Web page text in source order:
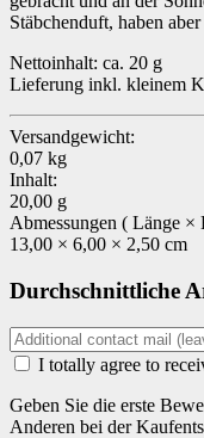
Stäbchenduft, haben
Nettoinhalt: ca. 20 g
Lieferung inkl. kleinem
Versandgewicht:
0,07 kg
Inhalt:
20,00 g
Abmessungen ( Länge ×
13,00 × 6,00 × 2,50 cm
Durchschnittliche
I totally agree to
Geben Sie die erste
Anderen bei der